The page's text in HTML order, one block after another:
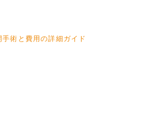
手術と費用の詳細ガイド